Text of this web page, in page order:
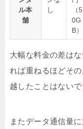
ル本
舗
し
（5
0G
B）
大幅な料金の差は
れば重ねるほどそ
越したことはないで
またデータ通信量